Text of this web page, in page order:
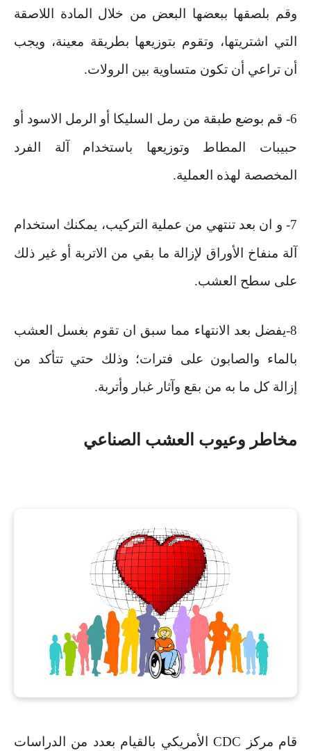
وقم بلصقها ببعضها البعض من خلال المادة اللاصقة
التي اشتريتها، وتقوم بتوزيعها بطريقة معينة، ويجب
أن تراعي أن تكون متساوية بين الرولات.
6- قم بوضع طبقة من رمل السليكا أو الرمل الاسود أو
حبيبات المطاط وتوزيعها باستخدام آلة الفرد
المخصصة لهذه العملية.
7-
و ان بعد تنتهي من عملية التركيب، يمكنك استخدام
آلة منفاخ الأوراق لإزالة ما بقي من الاتربة أو غير ذلك
على سطح العشب.
8-يفضل بعد الانتهاء مما سبق ان تقوم بغسل العشب
بالماء والصابون على فترات؛ وذلك حتي تتأكد من
إزالة كل ما به من بقع وآثار غبار وأتربة.
مخاطر وعيوب العشب الصناعي
قام مركز CDC
الأمريكي بالقيام بعدد من الدراسات